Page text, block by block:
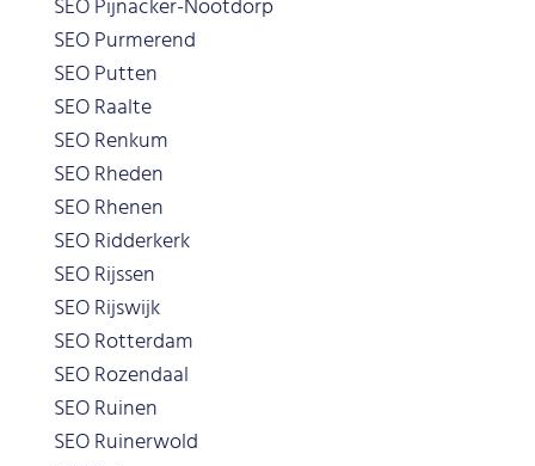
SEO Pijnacker-Nootdorp
SEO Purmerend
SEO Putten
SEO Raalte
SEO Renkum
SEO Rheden
SEO Rhenen
SEO Ridderkerk
SEO Rijssen
SEO Rijswijk
SEO Rotterdam
SEO Rozendaal
SEO Ruinen
SEO Ruinerwold